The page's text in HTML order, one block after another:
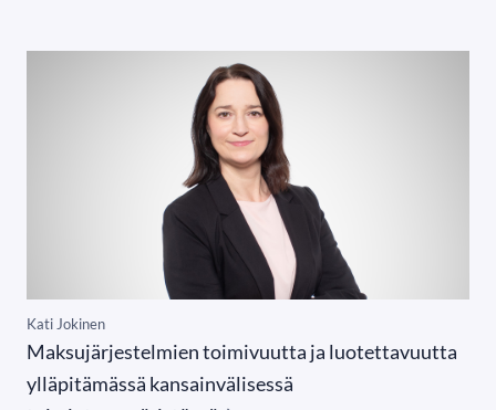
Kati Jokinen
Maksujärjestelmien toimivuutta ja luotettavuutta
ylläpitämässä kansainvälisessä